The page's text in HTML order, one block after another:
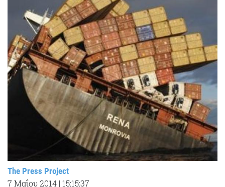
The Press Project
7 Μαΐου 2014 | 15:15:37